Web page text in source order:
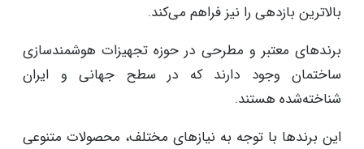
بالاترین بازدهی را نیز فراهم می‌کند.
برندهای معتبر و مطرحی در حوزه تجهیزات هوشمندسازی
ساختمان وجود دارند که در سطح جهانی و ایران
شناخته‌شده هستند.
این برندها با توجه به نیازهای مختلف، محصولات متنوعی